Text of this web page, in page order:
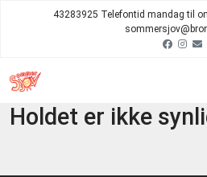
43283925 Telefontid mandag til
Holdet er ikke